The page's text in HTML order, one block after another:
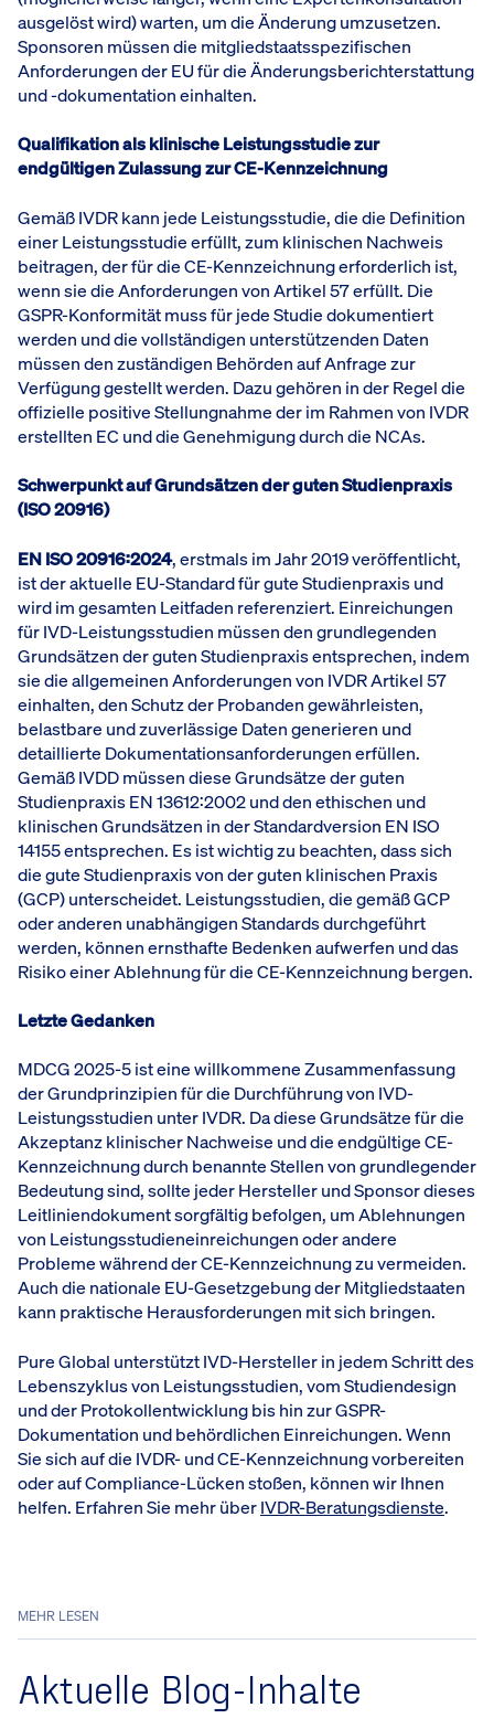
ausgelöst wird) warten, um die Änderung umzusetzen.
Sponsoren müssen die mitgliedstaatsspezifischen
Anforderungen der EU für die Änderungsberichterstattung
und -dokumentation einhalten.
Qualifikation als klinische Leistungsstudie zur
endgültigen Zulassung zur CE-Kennzeichnung
Gemäß IVDR kann jede Leistungsstudie, die die Definition
einer Leistungsstudie erfüllt, zum klinischen Nachweis
beitragen, der für die CE-Kennzeichnung erforderlich ist,
wenn sie die Anforderungen von Artikel 57 erfüllt. Die
GSPR-Konformität muss für jede Studie dokumentiert
werden und die vollständigen unterstützenden Daten
müssen den zuständigen Behörden auf Anfrage zur
Verfügung gestellt werden. Dazu gehören in der Regel die
offizielle positive Stellungnahme der im Rahmen von IVDR
erstellten EC und die Genehmigung durch die NCAs.
Schwerpunkt auf Grundsätzen der guten Studienpraxis
(ISO 20916)
EN ISO 20916:2024, erstmals im Jahr 2019 veröffentlicht,
ist der aktuelle EU-Standard für gute Studienpraxis und
wird im gesamten Leitfaden referenziert. Einreichungen
für IVD-Leistungsstudien müssen den grundlegenden
Grundsätzen der guten Studienpraxis entsprechen, indem
sie die allgemeinen Anforderungen von IVDR Artikel 57
einhalten, den Schutz der Probanden gewährleisten,
belastbare und zuverlässige Daten generieren und
detaillierte Dokumentationsanforderungen erfüllen.
Gemäß IVDD müssen diese Grundsätze der guten
Studienpraxis EN 13612:2002 und den ethischen und
klinischen Grundsätzen in der Standardversion EN ISO
14155 entsprechen. Es ist wichtig zu beachten, dass sich
die gute Studienpraxis von der guten klinischen Praxis
(GCP) unterscheidet. Leistungsstudien, die gemäß GCP
oder anderen unabhängigen Standards durchgeführt
werden, können ernsthafte Bedenken aufwerfen und das
Risiko einer Ablehnung für die CE-Kennzeichnung bergen.
Letzte Gedanken
MDCG 2025-5 ist eine willkommene Zusammenfassung
der Grundprinzipien für die Durchführung von IVD-
Leistungsstudien unter IVDR. Da diese Grundsätze für die
Akzeptanz klinischer Nachweise und die endgültige CE-
Kennzeichnung durch benannte Stellen von grundlegender
Bedeutung sind, sollte jeder Hersteller und Sponsor dieses
Leitliniendokument sorgfältig befolgen, um Ablehnungen
von Leistungsstudieneinreichungen oder andere
Probleme während der CE-Kennzeichnung zu vermeiden.
Auch die nationale EU-Gesetzgebung der Mitgliedstaaten
kann praktische Herausforderungen mit sich bringen.
Pure Global unterstützt IVD-Hersteller in jedem Schritt des
Lebenszyklus von Leistungsstudien, vom Studiendesign
und der Protokollentwicklung bis hin zur GSPR-
Dokumentation und behördlichen Einreichungen. Wenn
Sie sich auf die IVDR- und CE-Kennzeichnung vorbereiten
oder auf Compliance-Lücken stoßen, können wir Ihnen
helfen. Erfahren Sie mehr überIVDR-Beratungsdienste.
MEHR LESEN
Aktuelle Blog-Inhalte